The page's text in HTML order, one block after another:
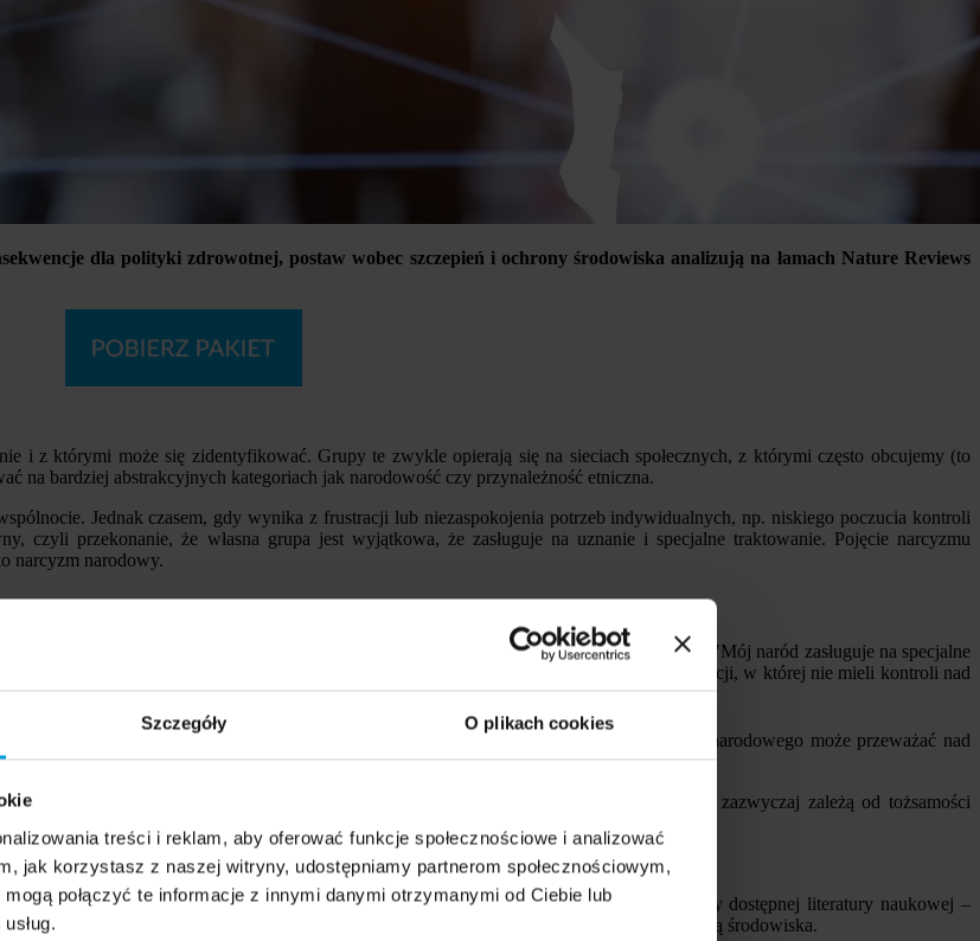
Szczegóły O plikach cookies
treści i reklam, aby oferować funkcje społecznościowe i analizować
jak korzystasz z naszej witryny, udostępniamy partnerom społecznościowym,
połączyć te informacje z innymi danymi otrzymanymi od Ciebie lub
dla polityki zdrowotnej, postaw wobec szczepień i ochrony środowiska analizują na łamach Nature Reviews
i z którymi może się zidentyfikować. Grupy te zwykle opierają się na sieciach społecznych, z którymi często obcujemy (to
na bardziej abstrakcyjnych kategoriach jak narodowość czy przynależność etniczna.
Jednak czasem, gdy wynika z frustracji lub niezaspokojenia potrzeb indywidualnych, np. niskiego poczucia kontroli
czyli przekonanie, że własna grupa jest wyjątkowa, że zasługuje na uznanie i specjalne traktowanie. Pojęcie narcyzmu
narcyzm narodowy.
pomocą skali, w której uczestnicy opisują, na ile zgadzają się ze stwierdzeniami takimi jak: "Mój naród zasługuje na specjalne
uczestnicy badania przeprowadzonego w USA, proszeni o wspomnienie negatywnej sytuacji, w której nie mieli kontroli nad
badanymi przypominającymi sobie negatywną sytuację, nad którą mieli kontrolę.
grupy, zwłaszcza gdy jest on zagrożony. Troska o utrzymanie i ochronę wizerunku narodowego może przeważać nad
napięcie między globalnymi celami a lokalnymi działaniami. Postawy ludzi wobec nich zazwyczaj zależą od tożsamości
SWPS i prof. Aleksandra Cichocka z University of Kent – na podstawie analizy dostępnej literatury naukowej –
i nauki, zwłaszcza z postawami wobec kwestii związanych z ochroną zdrowia i ochroną środowiska.